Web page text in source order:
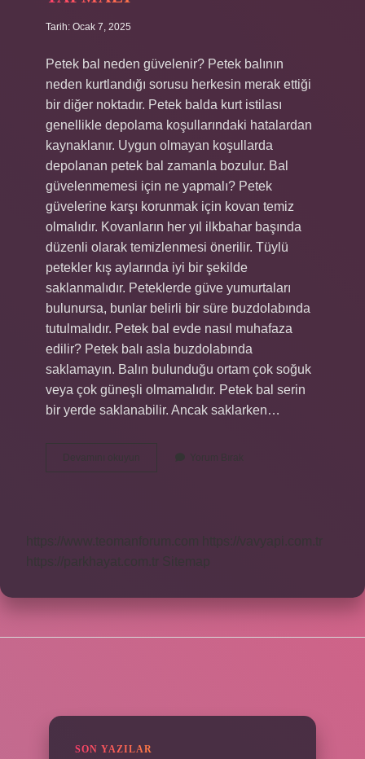
Tarih: Ocak 7, 2025
Petek bal neden güvelenir? Petek balının
neden kurtlandığı sorusu herkesin merak ettiği
bir diğer noktadır. Petek balda kurt istilası
genellikle depolama koşullarındaki hatalardan
kaynaklanır. Uygun olmayan koşullarda
depolanan petek bal zamanla bozulur. Bal
güvelenmemesi için ne yapmalı? Petek
güvelerine karşı korunmak için kovan temiz
olmalıdır. Kovanların her yıl ilkbahar başında
düzenli olarak temizlenmesi önerilir. Tüylü
petekler kış aylarında iyi bir şekilde
saklanmalıdır. Peteklerde güve yumurtaları
bulunursa, bunlar belirli bir süre buzdolabında
tutulmalıdır. Petek bal evde nasıl muhafaza
edilir? Petek balı asla buzdolabında
saklamayın. Balın bulunduğu ortam çok soğuk
veya çok güneşli olmamalıdır. Petek bal serin
bir yerde saklanabilir. Ancak saklarken…
Devamını okuyun
Bal
Yorum Bırak
https://www.teomanforum.com
https://vavyapi.com.tr
https://parkhayat.com.tr
Sitemap
SON YAZILAR